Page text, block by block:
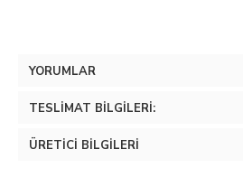
YORUMLAR
TESLIMAT BILGILERI:
ÜRETICI BILGILERI